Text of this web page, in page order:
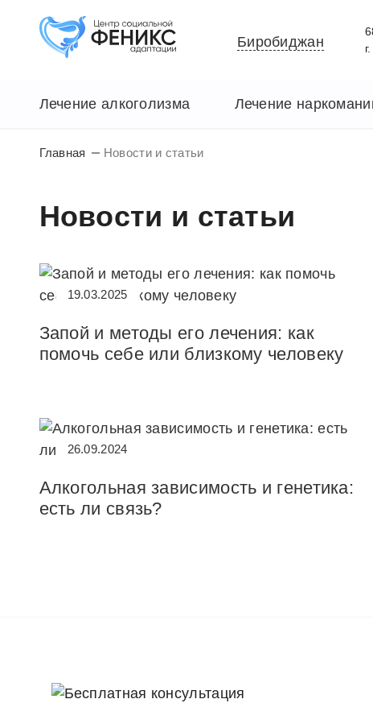
Биробиджан
Лечение алкоголизма Лечение
Главная Новости и статьи
Новости и статьи
19.03.2025
Запой и методы его лечения: как
помочь себе или близкому человеку
26.09.2024
Алкогольная зависимость и генетика:
есть ли связь?